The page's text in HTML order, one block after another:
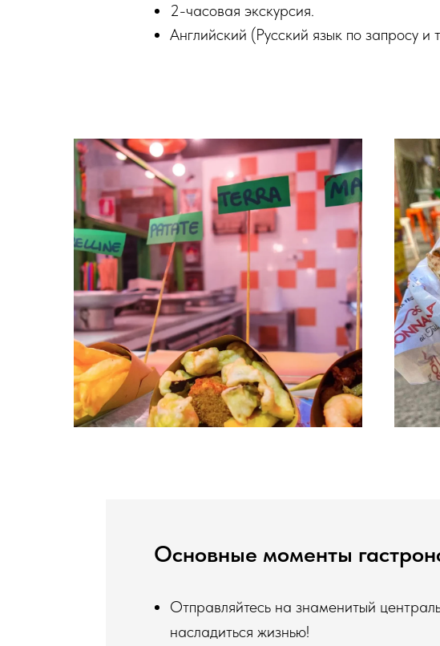
2-часовая экскурсия.
Английский (Русский язык по запросу и
Основные моменты
Отправляйтесь на знаменитый
насладиться жизнью!